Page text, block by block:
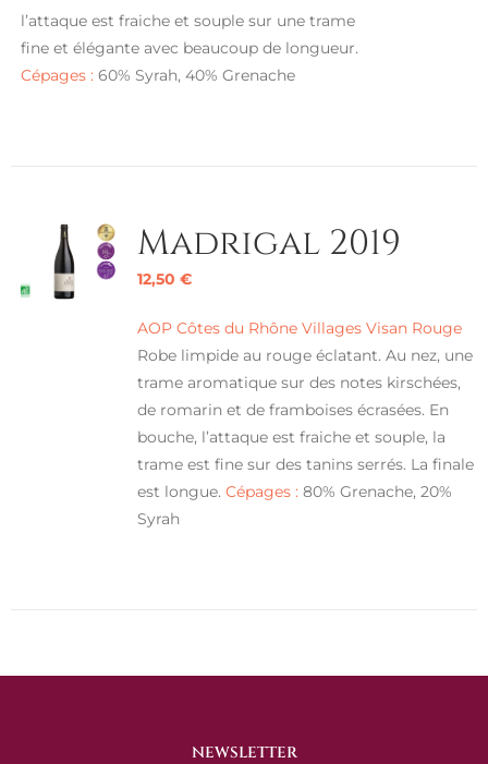
l’attaque est fraiche et souple sur une trame
fine et élégante avec beaucoup de longueur.
Cépages : 60% Syrah, 40% Grenache
Madrigal 2019
12,50 €
AOP Côtes du Rhône Villages Visan Rouge
Robe limpide au rouge éclatant. Au nez, une
trame aromatique sur des notes kirschées,
de romarin et de framboises écrasées. En
bouche, l’attaque est fraiche et souple, la
trame est fine sur des tanins serrés. La finale
est longue. Cépages : 80% Grenache, 20%
Syrah
NEWSLETTER